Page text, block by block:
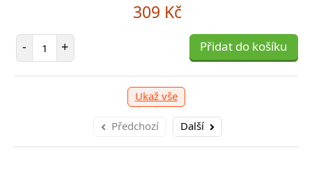
309 Kč
- Počet položek
+ Přidat do košíku
Ukaž vše
Předchozí Další
1 039 Kč
položek Přidat do košíku -